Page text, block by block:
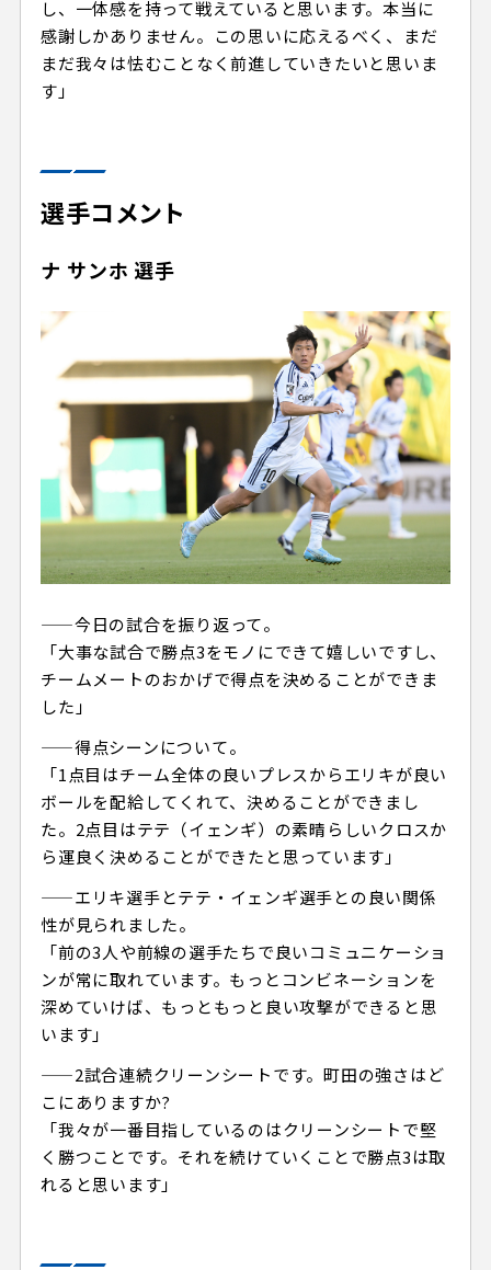
し、一体感を持って戦えていると思います。本当に
感謝しかありません。この思いに応えるべく、まだ
まだ我々は怯むことなく前進していきたいと思いま
す」
選手コメント
ナ サンホ 選手
——今日の試合を振り返って。
「大事な試合で勝点3をモノにできて嬉しいですし、
チームメートのおかげで得点を決めることができま
した」
——得点シーンについて。
「1点目はチーム全体の良いプレスからエリキが良い
ボールを配給してくれて、決めることができまし
た。2点目はテテ（イェンギ）の素晴らしいクロスか
ら運良く決めることができたと思っています」
——エリキ選手とテテ・イェンギ選手との良い関係
性が見られました。
「前の3人や前線の選手たちで良いコミュニケーショ
ンが常に取れています。もっとコンビネーションを
深めていけば、もっともっと良い攻撃ができると思
います」
——2試合連続クリーンシートです。町田の強さはど
こにありますか?
「我々が一番目指しているのはクリーンシートで堅
く勝つことです。それを続けていくことで勝点3は取
れると思います」